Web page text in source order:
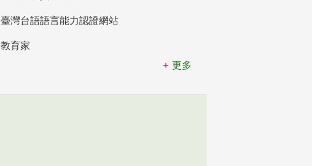
臺灣台語語言能力認證網站
教育家
更多